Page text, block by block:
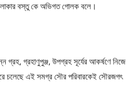
বস্তু কে অভিগত গোলক বলে।
গ্রহ, গ্রহাণুপুঞ্জ, উপগ্রহ সূর্যের আকর্ষণে নিজে
ঘুরে চলেছে এই সমগ্র সৌর পরিবারকেই সৌরজগৎ